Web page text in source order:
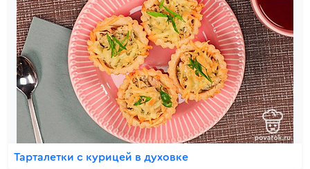
Тарталетки с курицей в духовке